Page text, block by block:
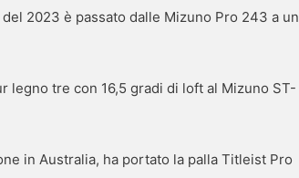
2023 è passato dalle Mizuno Pro 243 a un
legno tre con 16,5 gradi di loft al Mizuno ST-
in Australia, ha portato la palla Titleist Pro